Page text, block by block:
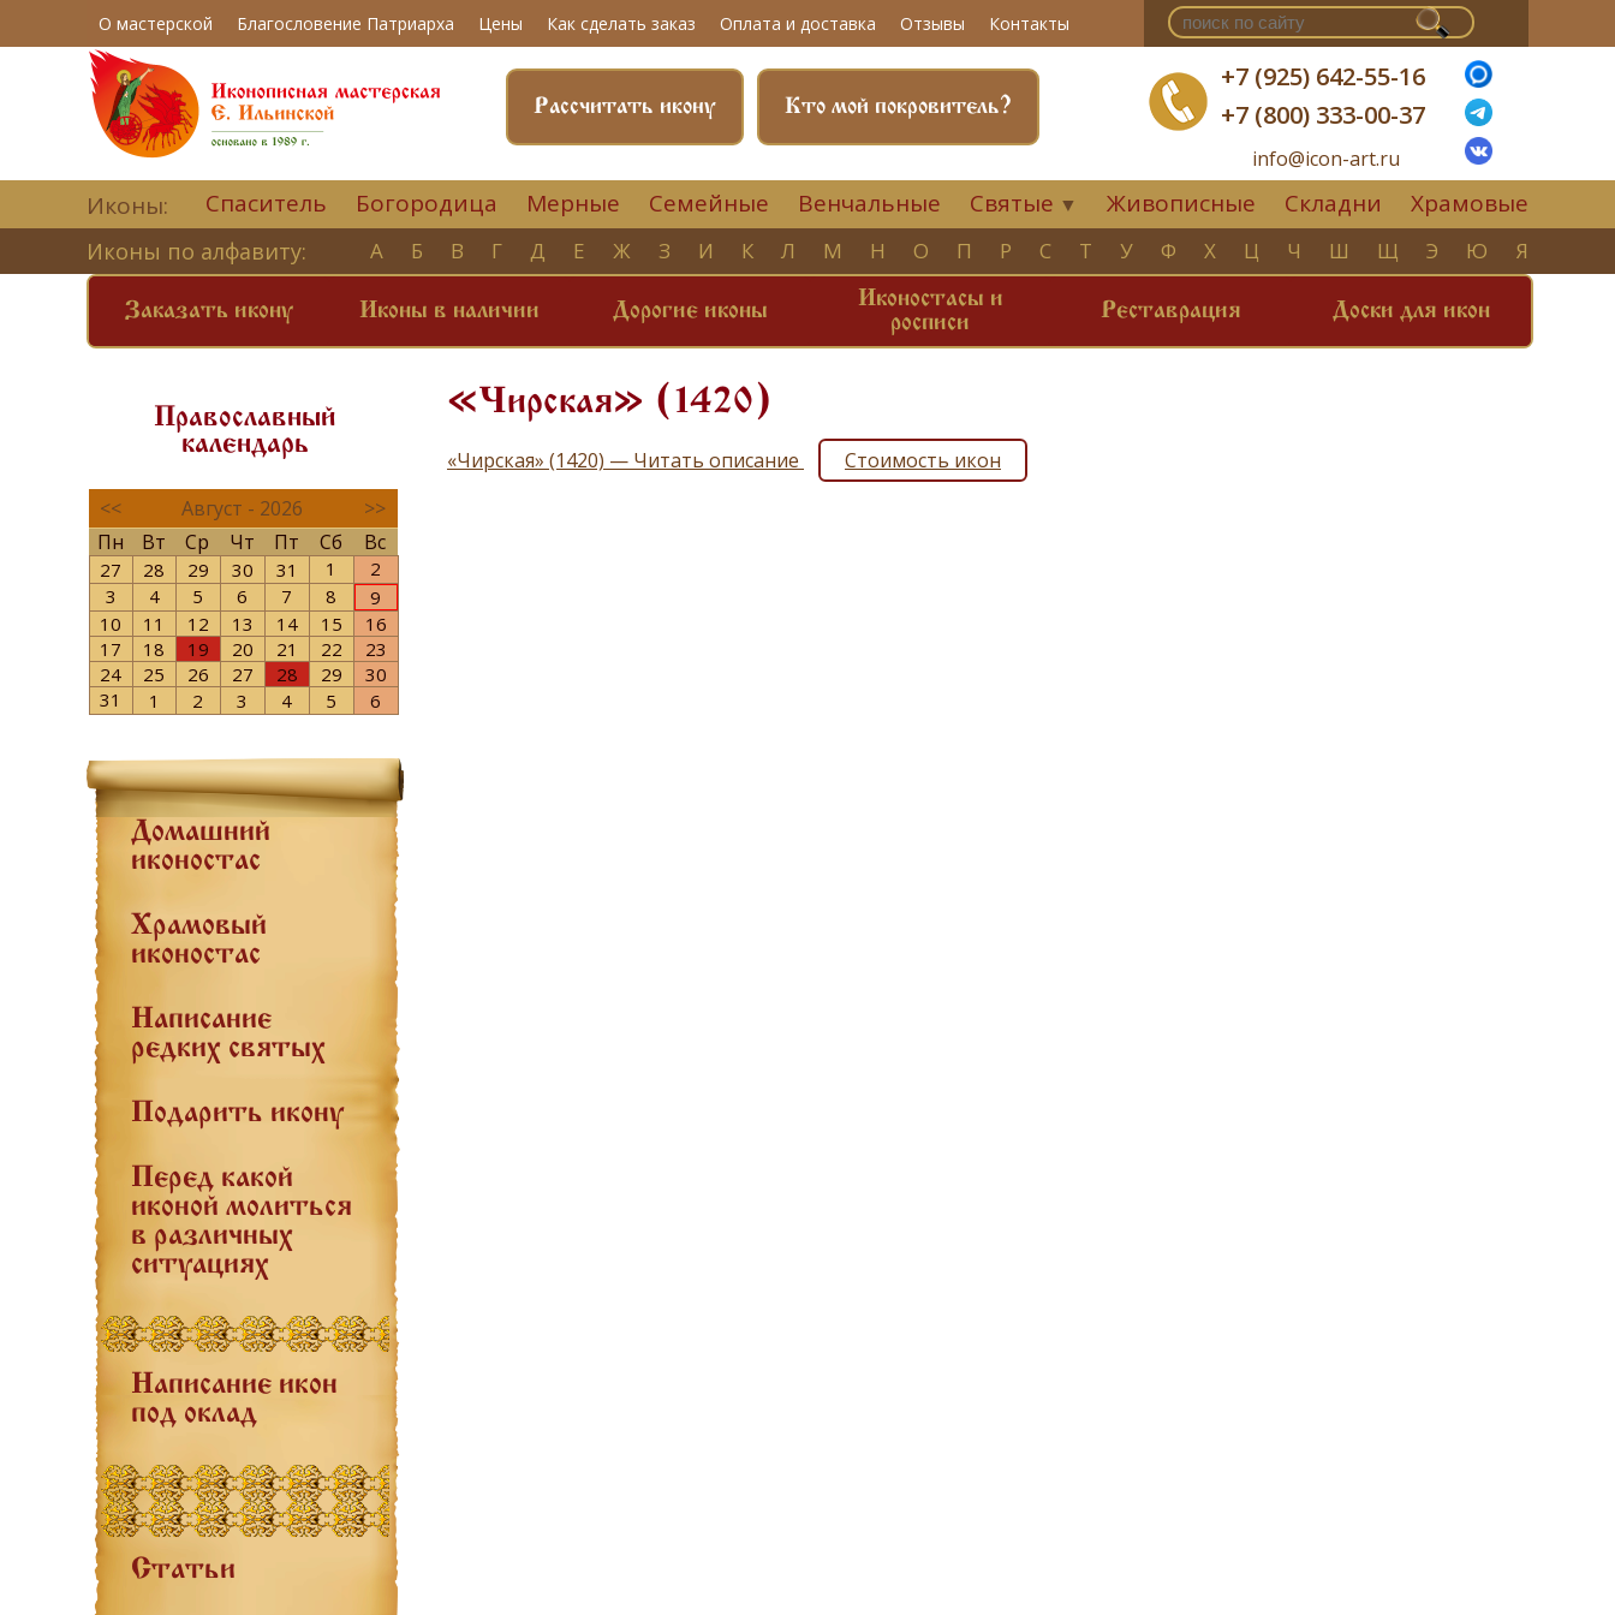
О мастерской Благословение Патриарха Цены Как сделать заказ Оплата и доставка Отзывы Контакты
+7 (925) 642-55-16
+7 (800) 333-00-37
info@icon-art.ru
Кто мой покровитель?
Рассчитать икону
Иконы: Спаситель Богородица Мерные Семейные Венчальные Святые ▼ Живописные Складни Храмовые
Иконы по алфавиту: А Б В Г Д Е Ж З И К Л М Н О П Р С Т У Ф Х Ц Ч Ш Щ Э Ю Я
Заказать икону Иконы в наличии Дорогие иконы
Иконостасы и
росписи
Реставрация Доски для икон
Православный
календарь
<< Август - 2026
>>
Пн
Вт Ср Чт Пт Сб Вс
27 28 29 30 31 1
2
3
4 5 6 7 8
9
10
11 12 13 14 15
16
17
18 19 20 21 22
23
24
25 26 27 28 29
30
31
1 2 3 4 5 6
Домашний
иконостас
Храмовый
иконостас
Написание
редких святых
Подарить икону
Перед какой
иконой молиться
в различных
ситуациях
Написание икон
под оклад
Статьи
«Чирская» (1420)
«Чирская» (1420) — Читать описание Стоимость икон